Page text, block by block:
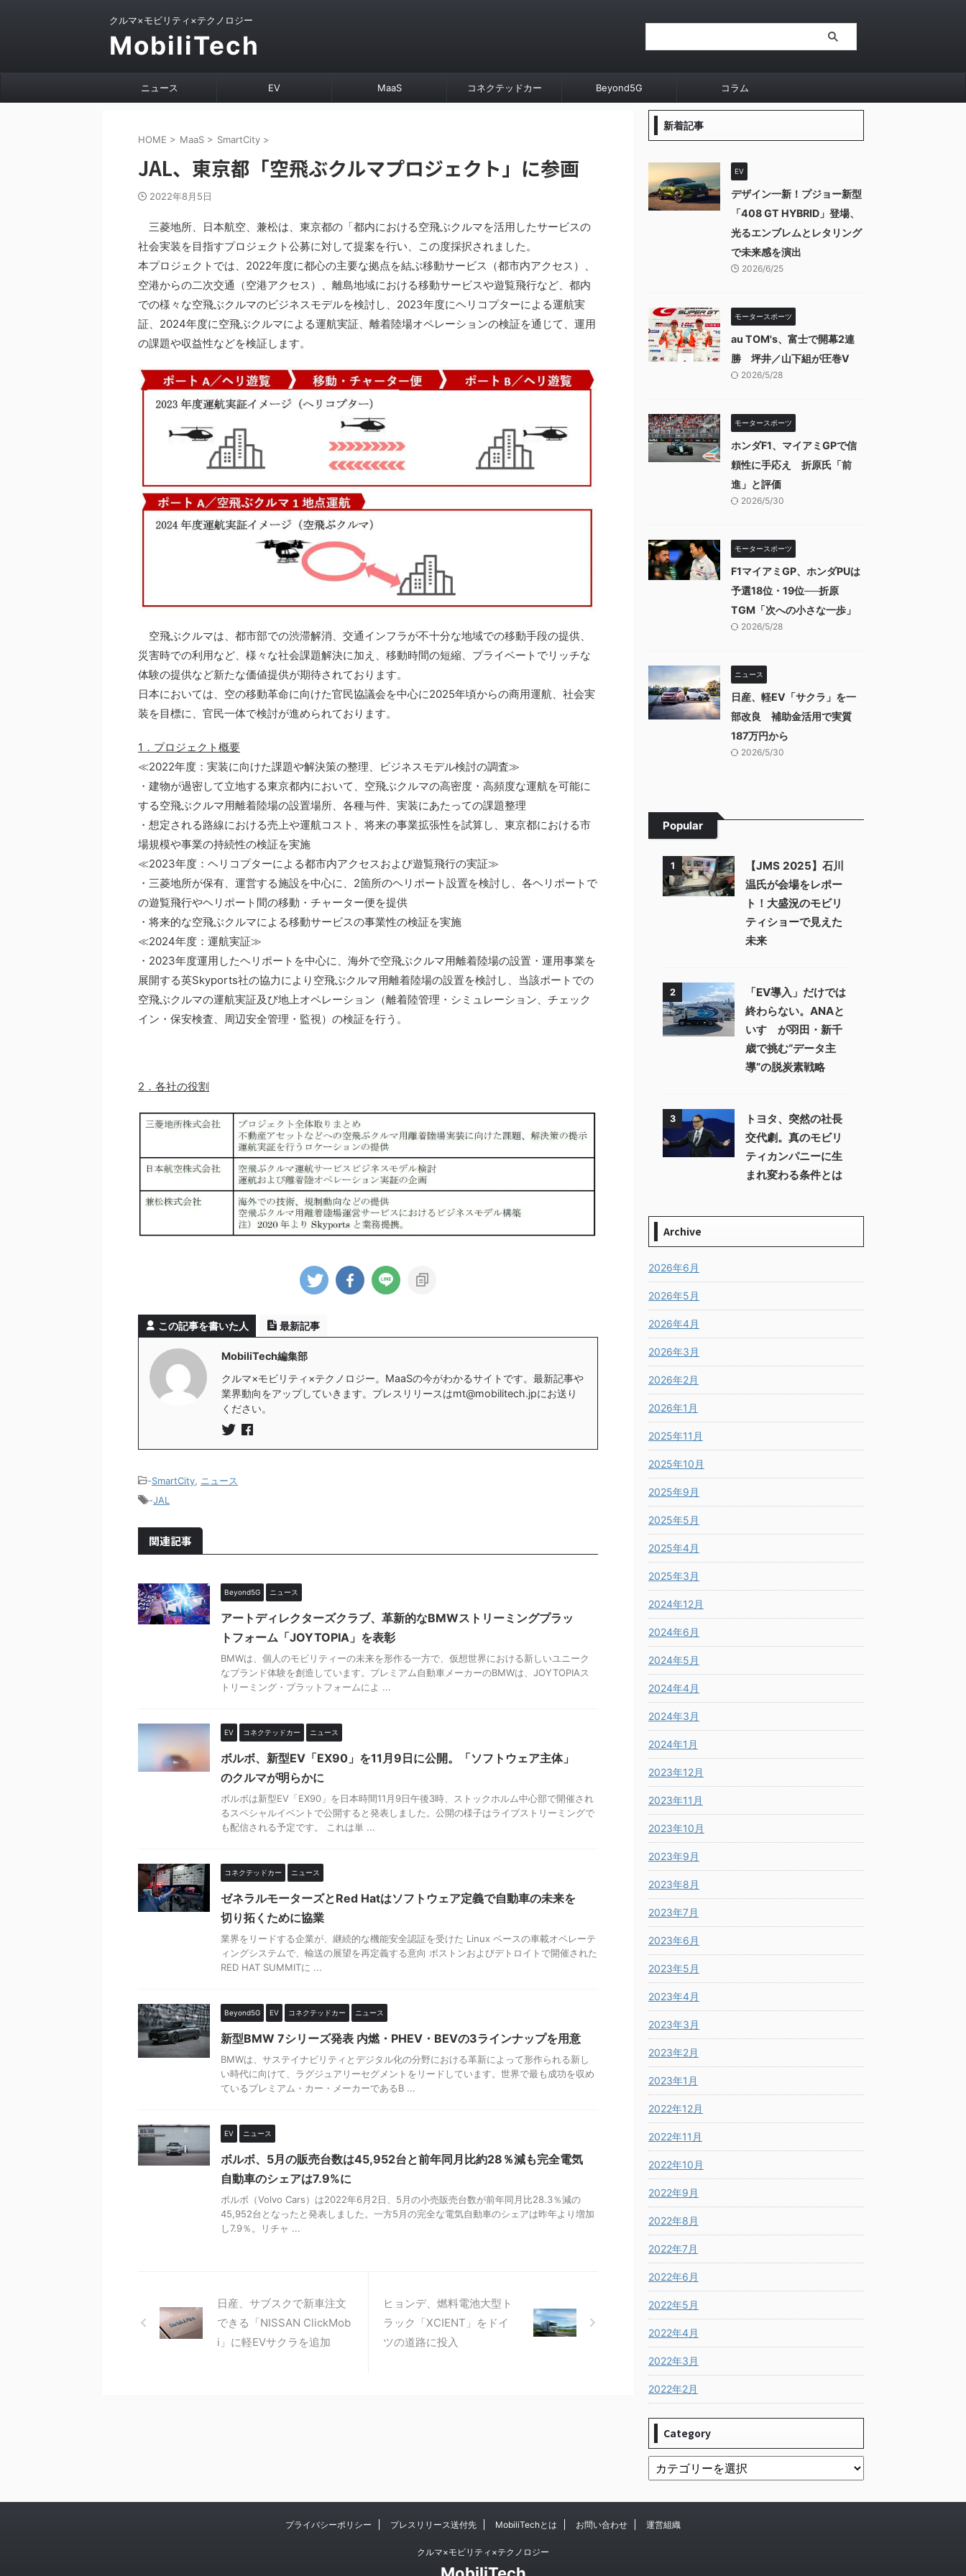
クルマ×モビリティ×テクノロジー
MobiliTech
ニュース EV MaaS コネクテッドカー Beyond5G コラム
HOME > MaaS > SmartCity >
JAL、東京都「空飛ぶクルマプロジェクト」に参画
2022年8月5日
三菱地所、日本航空、兼松は、東京都の「都内における空飛ぶクルマを活用したサービスの
社会実装を目指すプロジェクト公募に対して提案を行い、この度採択されました。
本プロジェクトでは、2022年度に都心の主要な拠点を結ぶ移動サービス（都市内アクセス）、
空港からの二次交通（空港アクセス）、離島地域における移動サービスや遊覧飛行など、都内
での様々な空飛ぶクルマのビジネスモデルを検討し、2023年度にヘリコプターによる運航実
証、2024年度に空飛ぶクルマによる運航実証、離着陸場オペレーションの検証を通じて、運用
の課題や収益性などを検証します。
空飛ぶクルマは、都市部での渋滞解消、交通インフラが不十分な地域での移動手段の提供、
災害時での利用など、様々な社会課題解決に加え、移動時間の短縮、プライベートでリッチな
体験の提供など新たな価値提供が期待されております。
日本においては、空の移動革命に向けた官民協議会を中心に2025年頃からの商用運航、社会実
装を目標に、官民一体で検討が進められております。
1．プロジェクト概要
≪2022年度：実装に向けた課題や解決策の整理、ビジネスモデル検討の調査≫
・建物が過密して立地する東京都内において、空飛ぶクルマの高密度・高頻度な運航を可能に
する空飛ぶクルマ用離着陸場の設置場所、各種与件、実装にあたっての課題整理
・想定される路線における売上や運航コスト、将来の事業拡張性を試算し、東京都における市
場規模や事業の持続性の検証を実施
≪2023年度：ヘリコプターによる都市内アクセスおよび遊覧飛行の実証≫
・三菱地所が保有、運営する施設を中心に、2箇所のヘリポート設置を検討し、各ヘリポートで
の遊覧飛行やヘリポート間の移動・チャーター便を提供
・将来的な空飛ぶクルマによる移動サービスの事業性の検証を実施
≪2024年度：運航実証≫
・2023年度運用したヘリポートを中心に、海外で空飛ぶクルマ用離着陸場の設置・運用事業を
展開する英Skyports社の協力により空飛ぶクルマ用離着陸場の設置を検討し、当該ポートでの
空飛ぶクルマの運航実証及び地上オペレーション（離着陸管理・シミュレーション、チェック
イン・保安検査、周辺安全管理・監視）の検証を行う。
2．各社の役割
この記事を書いた人 最新記事
MobiliTech編集部
クルマ×モビリティ×テクノロジー。MaaSの今がわかるサイトです。最新記事や
業界動向をアップしていきます。プレスリリースはmt@mobilitech.jpにお送り
ください。
-SmartCity, ニュース
-JAL
関連記事
Beyond5G ニュース
アートディレクターズクラブ、革新的なBMWストリーミングプラッ
トフォーム「JOYTOPIA」を表彰
BMWは、個人のモビリティーの未来を形作る一方で、仮想世界における新しいユニーク
なブランド体験を創造しています。プレミアム自動車メーカーのBMWは、JOYTOPIAス
トリーミング・プラットフォームによ ...
EV コネクテッドカー ニュース
ボルボ、新型EV「EX90」を11月9日に公開。「ソフトウェア主体」
のクルマが明らかに
ボルボは新型EV「EX90」を日本時間11月9日午後3時、ストックホルム中心部で開催され
るスペシャルイベントで公開すると発表しました。公開の様子はライブストリーミングで
も配信される予定です。 これは単 ...
コネクテッドカー ニュース
ゼネラルモーターズとRed Hatはソフトウェア定義で自動車の未来を
切り拓くために協業
業界をリードする企業が、継続的な機能安全認証を受けた Linux ベースの車載オペレーテ
ィングシステムで、輸送の展望を再定義する意向 ボストンおよびデトロイトで開催された
RED HAT SUMMITに ...
Beyond5G EV コネクテッドカー ニュース
新型BMW 7シリーズ発表 内燃・PHEV・BEVの3ラインナップを用意
BMWは、サステイナビリティとデジタル化の分野における革新によって形作られる新し
い時代に向けて、ラグジュアリーセグメントをリードしています。世界で最も成功を収め
ているプレミアム・カー・メーカーであるB ...
EV ニュース
ボルボ、5月の販売台数は45,952台と前年同月比約28％減も完全電気
自動車のシェアは7.9%に
ボルボ（Volvo Cars）は2022年6月2日、5月の小売販売台数が前年同月比28.3％減の
45,952台となったと発表しました。一方5月の完全な電気自動車のシェアは昨年より増加
し7.9％。リチャ ...
日産、サブスクで新車注文
できる「NISSAN ClickMob
i」に軽EVサクラを追加
ヒョンデ、燃料電池大型ト
ラック「XCIENT」をドイ
ツの道路に投入
新着記事
EV
デザイン一新！プジョー新型
「408 GT HYBRID」登場、
光るエンブレムとレタリング
で未来感を演出
2026/6/25
モータースポーツ
au TOM's、富士で開幕2連
勝 坪井／山下組が圧巻V
2026/5/28
モータースポーツ
ホンダF1、マイアミGPで信
頼性に手応え 折原氏「前
進」と評価
2026/5/30
モータースポーツ
F1マイアミGP、ホンダPUは
予選18位・19位──折原
TGM「次への小さな一歩」
2026/5/28
ニュース
日産、軽EV「サクラ」を一
部改良 補助金活用で実質
187万円から
2026/5/30
Popular
1
【JMS 2025】石川
温氏が会場をレポー
ト！大盛況のモビリ
ティショーで見えた
未来
2
「EV導入」だけでは
終わらない。ANAと
いすゞが羽田・新千
歳で挑む“データ主
導”の脱炭素戦略
3
トヨタ、突然の社長
交代劇。真のモビリ
ティカンパニーに生
まれ変わる条件とは
Archive
2026年6月
2026年5月
2026年4月
2026年3月
2026年2月
2026年1月
2025年11月
2025年10月
2025年9月
2025年5月
2025年4月
2025年3月
2024年12月
2024年6月
2024年5月
2024年4月
2024年3月
2024年1月
2023年12月
2023年11月
2023年10月
2023年9月
2023年8月
2023年7月
2023年6月
2023年5月
2023年4月
2023年3月
2023年2月
2023年1月
2022年12月
2022年11月
2022年10月
2022年9月
2022年8月
2022年7月
2022年6月
2022年5月
2022年4月
2022年3月
2022年2月
Category
プライバシーポリシー プレスリリース送付先 MobiliTechとは お問い合わせ 運営組織
クルマ×モビリティ×テクノロジー